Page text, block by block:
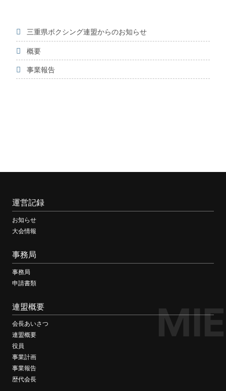
三重県ボクシング連盟からのお知らせ
概要
事業報告
MIE
運営記録
お知らせ
大会情報
事務局
事務局
申請書類
連盟概要
会長あいさつ
連盟概要
役員
事業計画
事業報告
歴代会長